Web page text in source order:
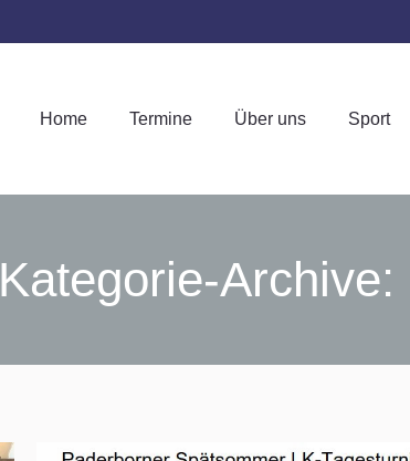
Home Termine Über uns Sport
Kategorie-Archive: